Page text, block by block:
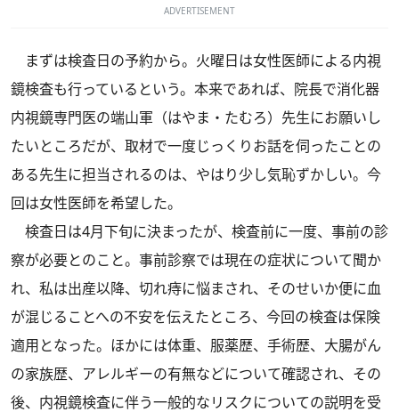
ADVERTISEMENT
まずは検査日の予約から。火曜日は女性医師による内視
鏡検査も行っているという。本来であれば、院長で消化器
内視鏡専門医の端山軍（はやま・たむろ）先生にお願いし
たいところだが、取材で一度じっくりお話を伺ったことの
ある先生に担当されるのは、やはり少し気恥ずかしい。今
回は女性医師を希望した。
検査日は4月下旬に決まったが、検査前に一度、事前の診
察が必要とのこと。事前診察では現在の症状について聞か
れ、私は出産以降、切れ痔に悩まされ、そのせいか便に血
が混じることへの不安を伝えたところ、今回の検査は保険
適用となった。ほかには体重、服薬歴、手術歴、大腸がん
の家族歴、アレルギーの有無などについて確認され、その
後、内視鏡検査に伴う一般的なリスクについての説明を受